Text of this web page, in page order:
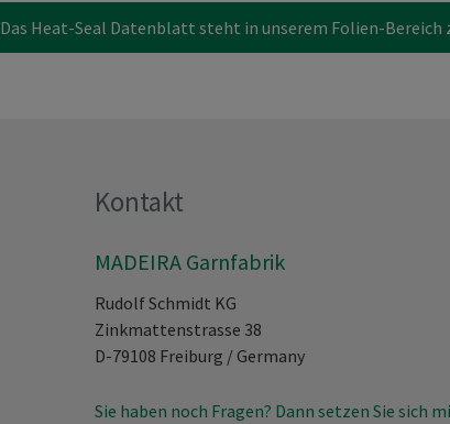
Das Heat-Seal Datenblatt steht in unserem Folien-Bereich
Kontakt
MADEIRA Garnfabrik
Rudolf Schmidt KG
Zinkmattenstrasse 38
D-79108 Freiburg / Germany
Sie haben noch Fragen? Dann setzen Sie sich